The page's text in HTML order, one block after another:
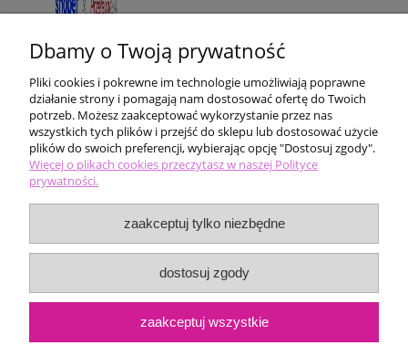
Pomoc
Moje konto
Płatności i dostawa
Informacje
Dbamy o Twoją prywatność
Pliki cookies i pokrewne im technologie umożliwiają poprawne
działanie strony i pomagają nam dostosować ofertę do Twoich
potrzeb. Możesz zaakceptować wykorzystanie przez nas
wszystkich tych plików i przejść do sklepu lub dostosować użycie
plików do swoich preferencji, wybierając opcję "Dostosuj zgody".
Więcej o plikach cookies przeczytasz w naszej Polityce
prywatności.
zaakceptuj tylko niezbędne
dostosuj zgody
zaakceptuj wszystkie